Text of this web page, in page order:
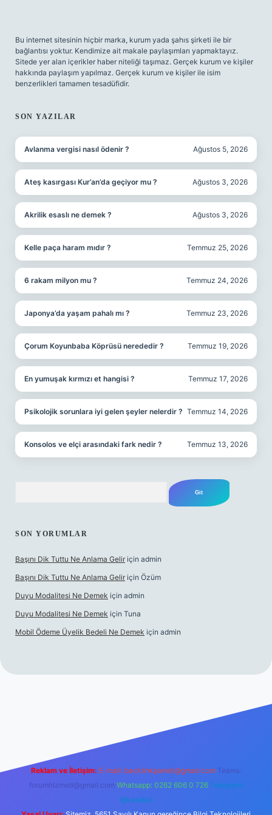
Bu internet sitesinin hiçbir marka, kurum yada şahıs şirketi ile bir
bağlantısı yoktur. Kendimize ait makale paylaşımları yapmaktayız.
Sitede yer alan içerikler haber niteliği taşımaz. Gerçek kurum ve kişiler
hakkında paylaşım yapılmaz. Gerçek kurum ve kişiler ile isim
benzerlikleri tamamen tesadüfidir.
SON YAZILAR
Avlanma vergisi nasıl ödenir ? Ağustos 5, 2026
Ateş kasırgası Kur’an’da geçiyor mu ? Ağustos 3, 2026
Akrilik esaslı ne demek ? Ağustos 3, 2026
Kelle paça haram mıdır ? Temmuz 25, 2026
6 rakam milyon mu ? Temmuz 24, 2026
Japonya’da yaşam pahalı mı ? Temmuz 23, 2026
Çorum Koyunbaba Köprüsü nerededir ? Temmuz 19, 2026
En yumuşak kırmızı et hangisi ? Temmuz 17, 2026
Psikolojik sorunlara iyi gelen şeyler nelerdir ? Temmuz 14, 2026
Konsolos ve elçi arasındaki fark nedir ? Temmuz 13, 2026
SON YORUMLAR
Başını Dik Tuttu Ne Anlama Gelir için admin
Başını Dik Tuttu Ne Anlama Gelir için Özüm
Duyu Modalitesi Ne Demek için admin
Duyu Modalitesi Ne Demek için Tuna
Mobil Ödeme Üyelik Bedeli Ne Demek için admin
Reklam ve İletişim: E-mail: backlinkpaneli@gmail.com Teams:
forumhizmeti@gmail.com Whatsapp: 0262 606 0 726 Telegram:
@karabul